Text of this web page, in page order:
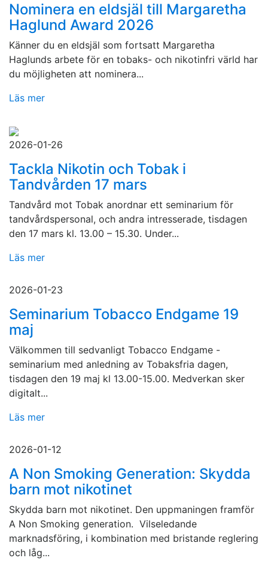
Nominera en eldsjäl till Margaretha
Haglund Award 2026
Känner du en eldsjäl som fortsatt Margaretha
Haglunds arbete för en tobaks- och nikotinfri värld har
du möjligheten att nominera...
Läs mer
2026-01-26
Tackla Nikotin och Tobak i
Tandvården 17 mars
Tandvård mot Tobak anordnar ett seminarium för
tandvårdspersonal, och andra intresserade, tisdagen
den 17 mars kl. 13.00 – 15.30. Under...
Läs mer
2026-01-23
Seminarium Tobacco Endgame 19
maj
Välkommen till sedvanligt Tobacco Endgame -
seminarium med anledning av Tobaksfria dagen,
tisdagen den 19 maj kl 13.00-15.00. Medverkan sker
digitalt...
Läs mer
2026-01-12
A Non Smoking Generation: Skydda
barn mot nikotinet
Skydda barn mot nikotinet. Den uppmaningen framför
A Non Smoking generation. Vilseledande
marknadsföring, i kombination med bristande reglering
och låg...